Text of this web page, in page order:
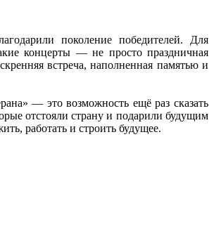
поколение победителей. Для
концерты — не просто праздничная
встреча, наполненная памятью и
— это возможность ещё раз сказать
отстояли страну и подарили будущим
работать и строить будущее.